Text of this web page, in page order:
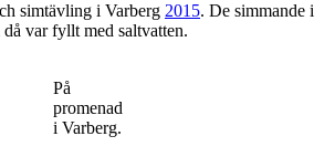
simtävling i Varberg 2015. De simmande i
då var fyllt med saltvatten.
På
promenad
i Varberg.